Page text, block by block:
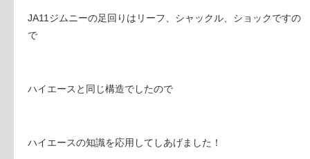
JA11ジムニーの足回りはリーフ、シャックル、ショックですの
で
ハイエースと同じ構造でしたので
ハイエースの知識を応用してしあげました！